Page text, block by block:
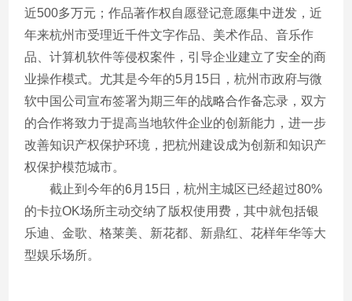
近500多万元；作品著作权自愿登记意愿集中迸发，近
年来杭州市受理近千件文字作品、美术作品、音乐作
品、计算机软件等侵权案件，引导企业建立了安全的商
业操作模式。尤其是今年的5月15日，杭州市政府与微
软中国公司宣布签署为期三年的战略合作备忘录，双方
的合作将致力于提高当地软件企业的创新能力，进一步
改善知识产权保护环境，把杭州建设成为创新和知识产
权保护模范城市。
截止到今年的6月15日，杭州主城区已经超过80%
的卡拉OK场所主动交纳了版权使用费，其中就包括银
乐迪、金歌、格莱美、新花都、新鼎红、花样年华等大
型娱乐场所。